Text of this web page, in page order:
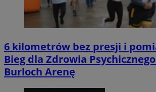
6 kilometrów bez presji i
Bieg dla Zdrowia
Burloch Arenę